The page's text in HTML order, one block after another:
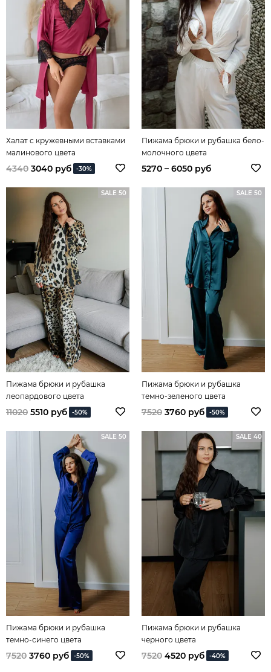
Халат с кружевными вставками
малинового цвета
4340 3040 руб -30%
Пижама брюки и рубашка бело-
молочного цвета
5270 – 6050 руб
SALE 50
Пижама брюки и рубашка
леопардового цвета
11020 5510 руб -50%
SALE 50
Пижама брюки и рубашка
темно-зеленого цвета
7520 3760 руб -50%
SALE 50
Пижама брюки и рубашка
темно-синего цвета
7520 3760 руб -50%
SALE 40
Пижама брюки и рубашка
черного цвета
7520 4520 руб -40%